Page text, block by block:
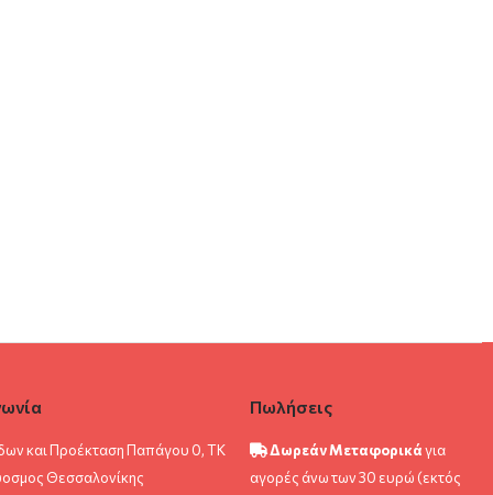
και Προέκταση Παπάγου 0, ΤΚ
Θεσσαλονίκης
Πωλήσεις
Δωρεάν Μεταφορικάγια
αγορές άνω των 30 ευρώ (εκτός